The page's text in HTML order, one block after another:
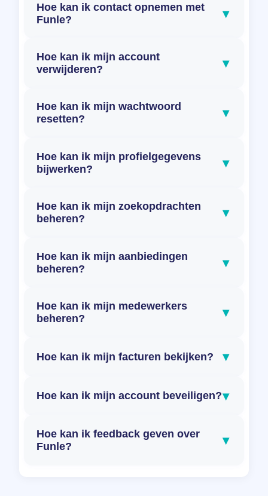
Hoe kan ik contact opnemen met
Funle?
▾
Hoe kan ik mijn account
verwijderen?
▾
Hoe kan ik mijn wachtwoord
resetten?
▾
Hoe kan ik mijn profielgegevens
bijwerken?
▾
Hoe kan ik mijn zoekopdrachten
beheren?
▾
Hoe kan ik mijn aanbiedingen
beheren?
▾
Hoe kan ik mijn medewerkers
beheren?
▾
Hoe kan ik mijn facturen bekijken? ▾
Hoe kan ik mijn account beveiligen?▾
Hoe kan ik feedback geven over
Funle?
▾